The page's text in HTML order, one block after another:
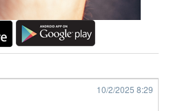
10/2/2025 8:29